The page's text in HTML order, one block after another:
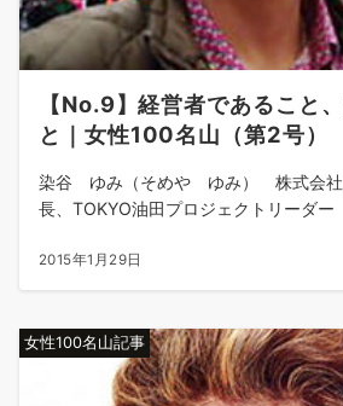
【No.9】経営者であること
と｜女性100名山（第2号）
染谷 ゆみ（そめや ゆみ） 株式会社
長、TOKYO油田プロジェクトリーダー
2015年1月29日
女性100名山記事